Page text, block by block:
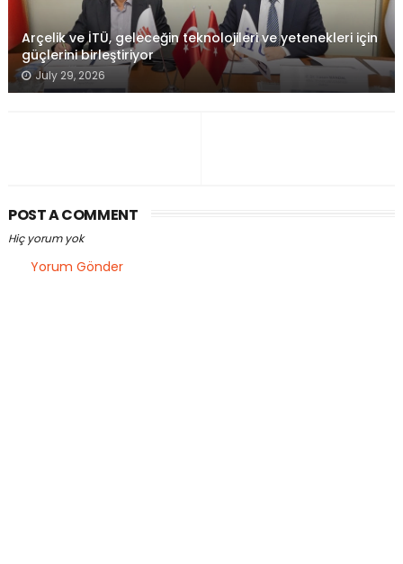
Arçelik ve İTÜ, geleceğin teknolojileri ve yetenekleri için
güçlerini birleştiriyor
July 29, 2026
POST A COMMENT
Hiç yorum yok
Yorum Gönder